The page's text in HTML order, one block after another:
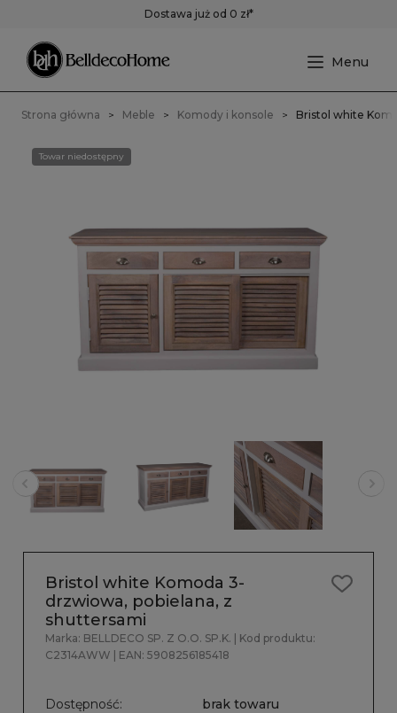
Dostawa już od 0 zł*
Strona główna Meble Komody i konsole Bristol white
Towar niedostępny
Bristol white Komoda 3-
drzwiowa, pobielana, z
shuttersami
Marka: BELLDECO SP. Z O.O. SP.K.
| Kod produktu:
C2314AWW
| EAN: 5908256185418
Dostępność: brak towaru